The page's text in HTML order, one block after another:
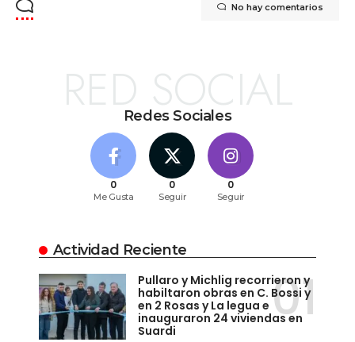
No hay comentarios
Redes Sociales
RED SOCIAL
0
Me Gusta
0
Seguir
0
Seguir
Actividad Reciente
Pullaro y Michlig recorrieron y
habiltaron obras en C. Bossi y
en 2 Rosas y La legua e
inauguraron 24 viviendas en
Suardi